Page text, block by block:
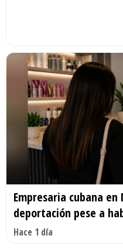
Empresaria cubana
deportación pese a
Hace 1 día